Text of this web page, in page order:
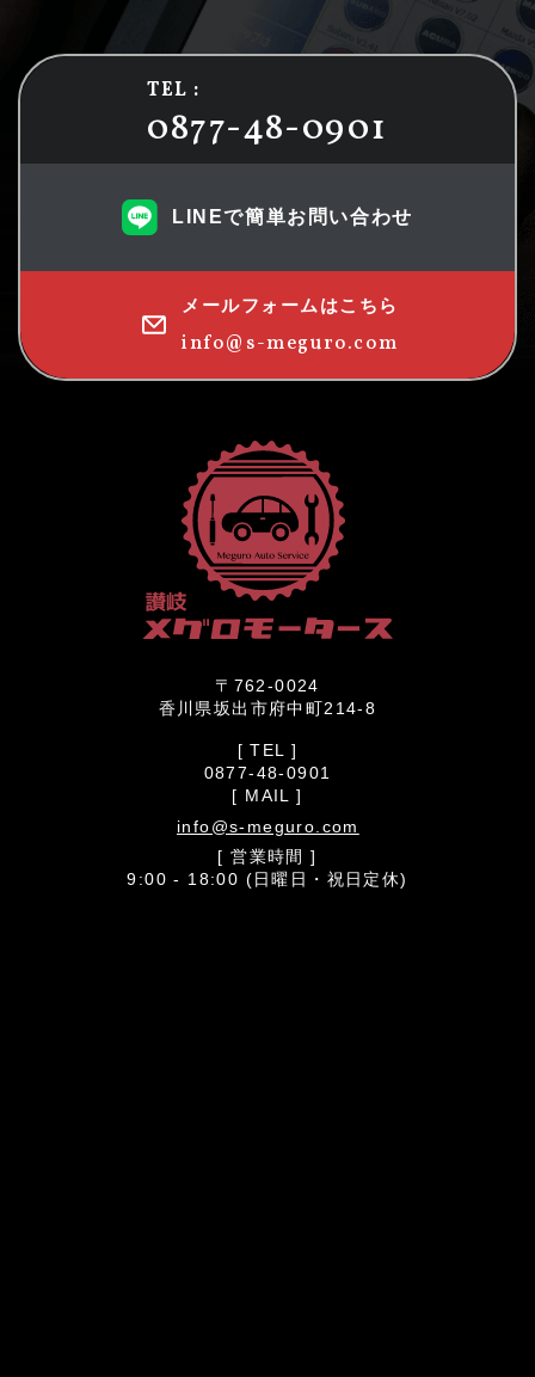
TEL :
0877-48-0901
LINEで簡単お問い合わせ
メールフォームはこちら
info@s-meguro.com
〒762-0024
香川県坂出市府中町214-8
[ TEL ]
0877-48-0901
[ MAIL ]
info@s-meguro.com
[ 営業時間 ]
9:00 - 18:00 (日曜日・祝日定休)